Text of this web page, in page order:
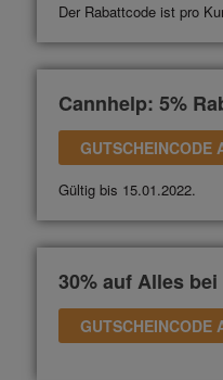
Der Rabattcode ist pro
Cannhelp: 5%
GUTSCHEINCODE
Gültig bis 15.01.2022.
30% auf Alles
GUTSCHEINCODE